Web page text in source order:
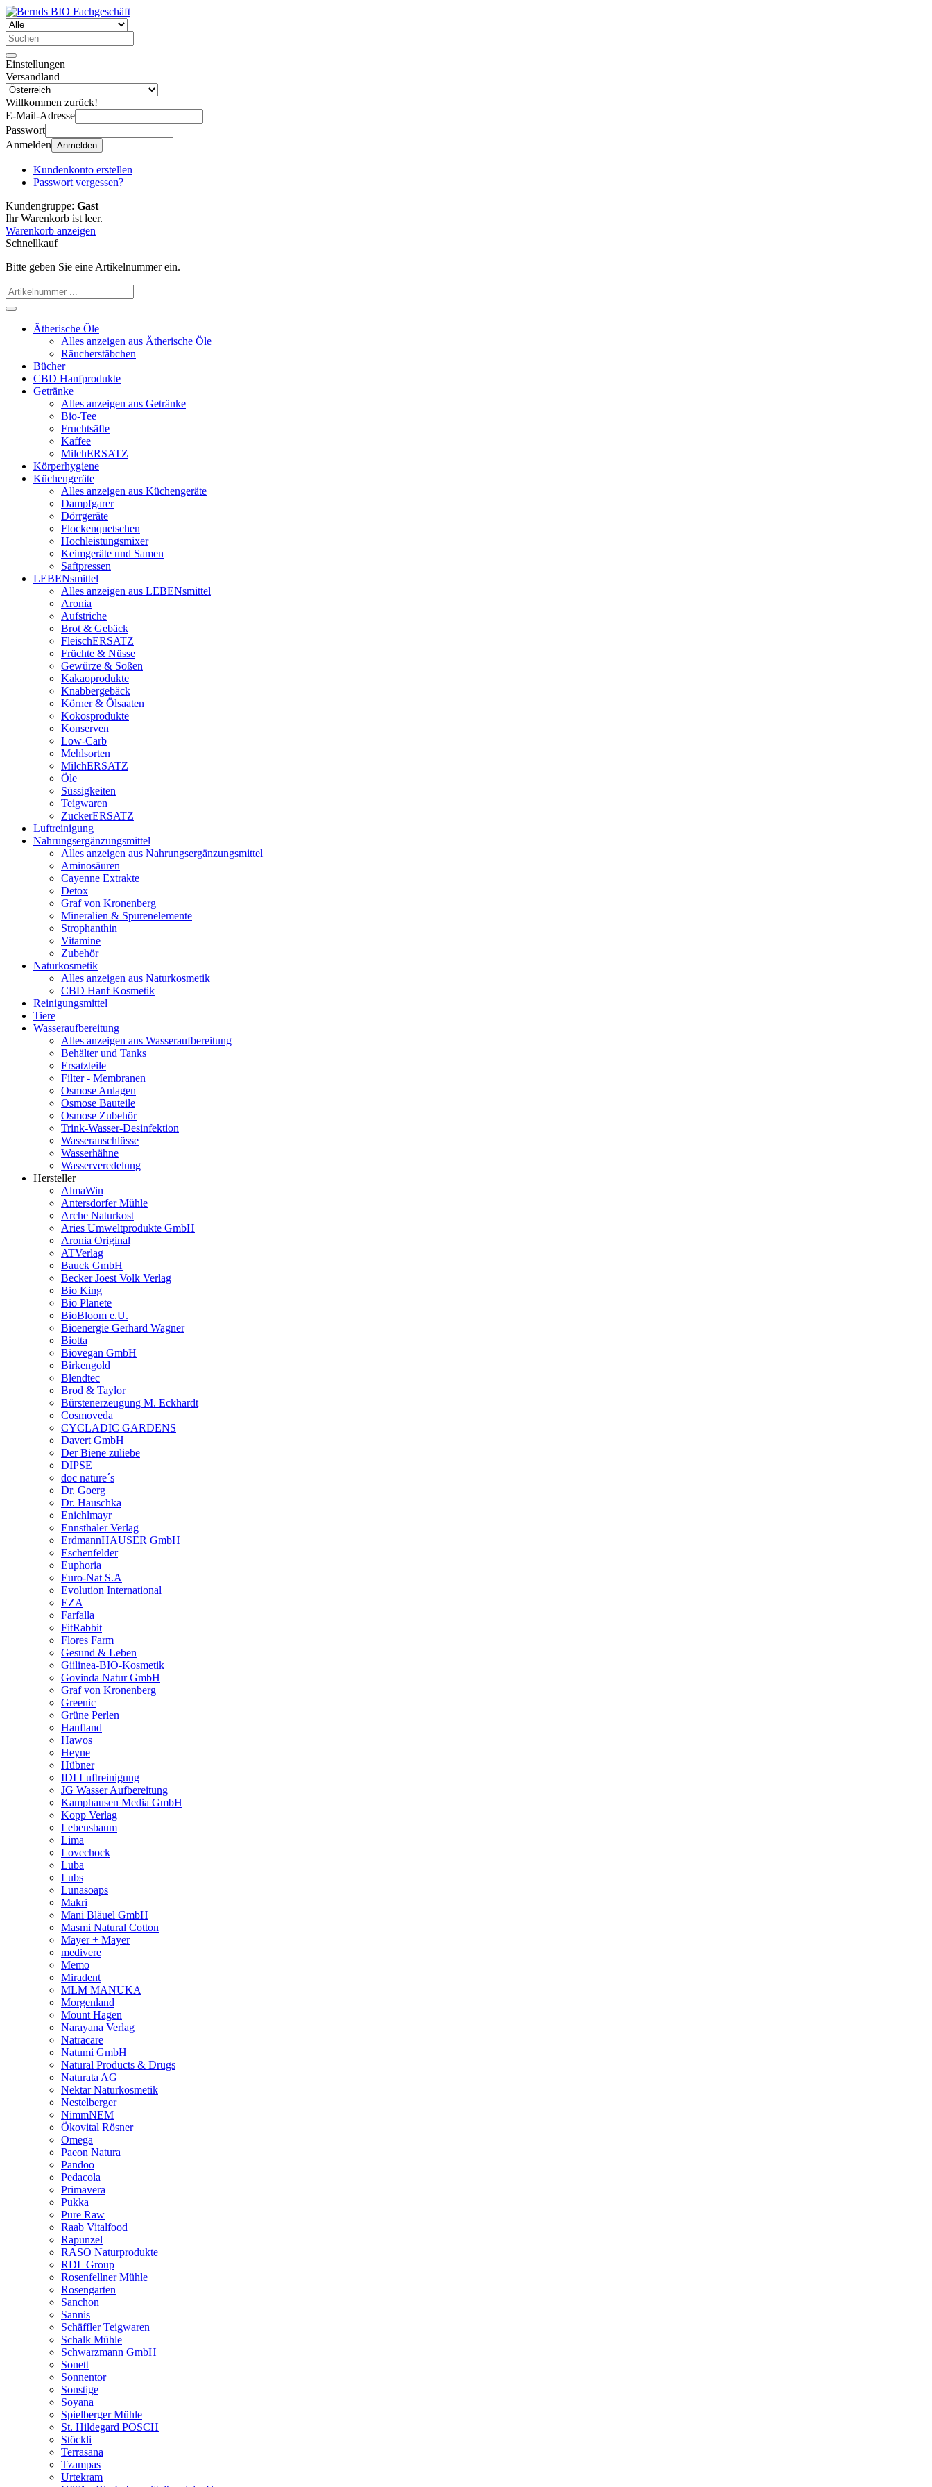
Einstellungen
Versandland
Willkommen zurück!
E-Mail-Adresse
Passwort
Anmelden Anmelden
Kundenkonto erstellen
Passwort vergessen?
Kundengruppe: Gast
Ihr Warenkorb ist leer.
Warenkorb anzeigen
Schnellkauf
Bitte geben Sie eine Artikelnummer ein.
Ätherische Öle
Alles anzeigen aus Ätherische Öle
Räucherstäbchen
Bücher
CBD Hanfprodukte
Getränke
Alles anzeigen aus Getränke
Bio-Tee
Fruchtsäfte
Kaffee
MilchERSATZ
Körperhygiene
Küchengeräte
Alles anzeigen aus Küchengeräte
Dampfgarer
Dörrgeräte
Flockenquetschen
Hochleistungsmixer
Keimgeräte und Samen
Saftpressen
LEBENsmittel
Alles anzeigen aus LEBENsmittel
Aronia
Aufstriche
Brot & Gebäck
FleischERSATZ
Früchte & Nüsse
Gewürze & Soßen
Kakaoprodukte
Knabbergebäck
Körner & Ölsaaten
Kokosprodukte
Konserven
Low-Carb
Mehlsorten
MilchERSATZ
Öle
Süssigkeiten
Teigwaren
ZuckerERSATZ
Luftreinigung
Nahrungsergänzungsmittel
Alles anzeigen aus Nahrungsergänzungsmittel
Aminosäuren
Cayenne Extrakte
Detox
Graf von Kronenberg
Mineralien & Spurenelemente
Strophanthin
Vitamine
Zubehör
Naturkosmetik
Alles anzeigen aus Naturkosmetik
CBD Hanf Kosmetik
Reinigungsmittel
Tiere
Wasseraufbereitung
Alles anzeigen aus Wasseraufbereitung
Behälter und Tanks
Ersatzteile
Filter - Membranen
Osmose Anlagen
Osmose Bauteile
Osmose Zubehör
Trink-Wasser-Desinfektion
Wasseranschlüsse
Wasserhähne
Wasserveredelung
Hersteller
AlmaWin
Antersdorfer Mühle
Arche Naturkost
Aries Umweltprodukte GmbH
Aronia Original
ATVerlag
Bauck GmbH
Becker Joest Volk Verlag
Bio King
Bio Planete
BioBloom e.U.
Bioenergie Gerhard Wagner
Biotta
Biovegan GmbH
Birkengold
Blendtec
Brod & Taylor
Bürstenerzeugung M. Eckhardt
Cosmoveda
CYCLADIC GARDENS
Davert GmbH
Der Biene zuliebe
DIPSE
doc nature´s
Dr. Goerg
Dr. Hauschka
Enichlmayr
Ennsthaler Verlag
ErdmannHAUSER GmbH
Eschenfelder
Euphoria
Euro-Nat S.A
Evolution International
EZA
Farfalla
FitRabbit
Flores Farm
Gesund & Leben
Giilinea-BIO-Kosmetik
Govinda Natur GmbH
Graf von Kronenberg
Greenic
Grüne Perlen
Hanfland
Hawos
Heyne
Hübner
IDI Luftreinigung
JG Wasser Aufbereitung
Kamphausen Media GmbH
Kopp Verlag
Lebensbaum
Lima
Lovechock
Luba
Lubs
Lunasoaps
Makri
Mani Bläuel GmbH
Masmi Natural Cotton
Mayer + Mayer
medivere
Memo
Miradent
MLM MANUKA
Morgenland
Mount Hagen
Narayana Verlag
Natracare
Natumi GmbH
Natural Products & Drugs
Naturata AG
Nektar Naturkosmetik
Nestelberger
NimmNEM
Ökovital Rösner
Omega
Paeon Natura
Pandoo
Pedacola
Primavera
Pukka
Pure Raw
Raab Vitalfood
Rapunzel
RASO Naturprodukte
RDL Group
Rosenfellner Mühle
Rosengarten
Sanchon
Sannis
Schäffler Teigwaren
Schalk Mühle
Schwarzmann GmbH
Sonett
Sonnentor
Sonstige
Soyana
Spielberger Mühle
St. Hildegard POSCH
Stöckli
Terrasana
Tzampas
Urtekram